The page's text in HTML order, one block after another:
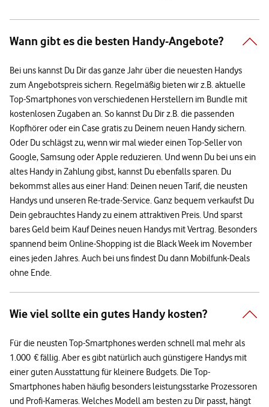
Wann gibt es die besten Handy-Angebote?
Bei uns kannst Du Dir das ganze Jahr über die neuesten Handys
zum Angebotspreis sichern. Regelmäßig bieten wir z.B. aktuelle
Top-Smartphones von verschiedenen Herstellern im Bundle mit
kostenlosen Zugaben an. So kannst Du Dir z.B. die passenden
Kopfhörer oder ein Case gratis zu Deinem neuen Handy sichern.
Oder Du schlägst zu, wenn wir mal wieder einen Top-Seller von
Google, Samsung oder Apple reduzieren. Und wenn Du bei uns ein
altes Handy in Zahlung gibst, kannst Du ebenfalls sparen. Du
bekommst alles aus einer Hand: Deinen neuen Tarif, die neusten
Handys und unseren Re-trade-Service. Ganz bequem verkaufst Du
Dein gebrauchtes Handy zu einem attraktiven Preis. Und sparst
bares Geld beim Kauf Deines neuen Handys mit Vertrag. Besonders
spannend beim Online-Shopping ist die Black Week im November
eines jeden Jahres. Auch bei uns findest Du dann Mobilfunk-Deals
ohne Ende.
Wie viel sollte ein gutes Handy kosten?
Für die neusten Top-Smartphones werden schnell mal mehr als
1.000 € fällig. Aber es gibt natürlich auch günstigere Handys mit
einer guten Ausstattung für kleinere Budgets. Die Top-
Smartphones haben häufig besonders leistungsstarke Prozessoren
und Profi-Kameras. Welches Modell am besten zu Dir passt, hängt